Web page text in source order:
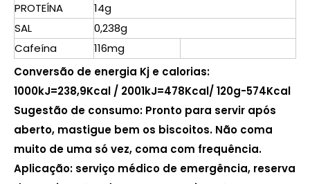
PROTEÍNA
14g
SAL
0,238g
Cafeína
116mg
Conversão de energia Kj e calorias:
1000kJ=238,9Kcal / 2001kJ=478Kcal/ 120g-574Kcal
Sugestão de consumo: Pronto para servir após
aberto, mastigue bem os biscoitos. Não coma
muito de uma só vez, coma com frequência.
Aplicação: serviço médico de emergência, reserva